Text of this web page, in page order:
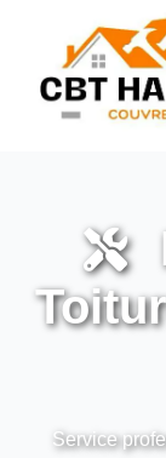
Service